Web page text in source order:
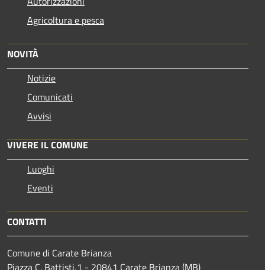
Agricoltura e pesca
NOVITÀ
Notizie
Comunicati
Avvisi
VIVERE IL COMUNE
Luoghi
Eventi
CONTATTI
Comune di Carate Brianza
Piazza C. Battisti,1 - 20841 Carate Brianza (MB)